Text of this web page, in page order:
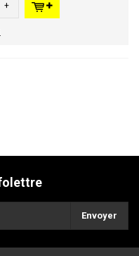
+
Envoyer